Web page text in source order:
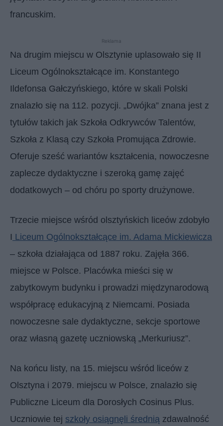
francuskim.
Reklama
Na drugim miejscu w Olsztynie uplasowało się II
Liceum Ogólnokształcące im. Konstantego
Ildefonsa Gałczyńskiego, które w skali Polski
znalazło się na 112. pozycji. „Dwójka” znana jest z
tytułów takich jak Szkoła Odkrywców Talentów,
Szkoła z Klasą czy Szkoła Promująca Zdrowie.
Oferuje sześć wariantów kształcenia, nowoczesne
zaplecze dydaktyczne i szeroką gamę zajęć
dodatkowych – od chóru po sporty drużynowe.
Trzecie miejsce wśród olsztyńskich liceów zdobyło
I Liceum Ogólnokształcące im. Adama Mickiewicza
– szkoła działająca od 1887 roku. Zajęła 366.
miejsce w Polsce. Placówka mieści się w
zabytkowym budynku i prowadzi międzynarodową
współpracę edukacyjną z Niemcami. Posiada
nowoczesne sale dydaktyczne, sekcje sportowe
oraz własną gazetę uczniowską „Merkuriusz”.
Na końcu listy, na 15. miejscu wśród liceów z
Olsztyna i 2079. miejscu w Polsce, znalazło się
Publiczne Liceum dla Dorosłych Cosinus Plus.
Uczniowie tej szkoły osiągnęli średnią zdawalność